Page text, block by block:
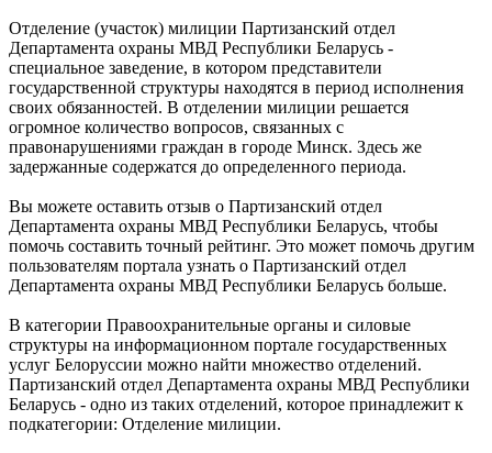
Отделение (участок) милиции Партизанский отдел
Департамента охраны МВД Республики Беларусь -
специальное заведение, в котором представители
государственной структуры находятся в период исполнения
своих обязанностей. В отделении милиции решается
огромное количество вопросов, связанных с
правонарушениями граждан в городе Минск. Здесь же
задержанные содержатся до определенного периода.
Вы можете оставить отзыв о Партизанский отдел
Департамента охраны МВД Республики Беларусь, чтобы
помочь составить точный рейтинг. Это может помочь другим
пользователям портала узнать о Партизанский отдел
Департамента охраны МВД Республики Беларусь больше.
В категории Правоохранительные органы и силовые
структуры на информационном портале государственных
услуг Белоруссии можно найти множество отделений.
Партизанский отдел Департамента охраны МВД Республики
Беларусь - одно из таких отделений, которое принадлежит к
подкатегории: Отделение милиции.